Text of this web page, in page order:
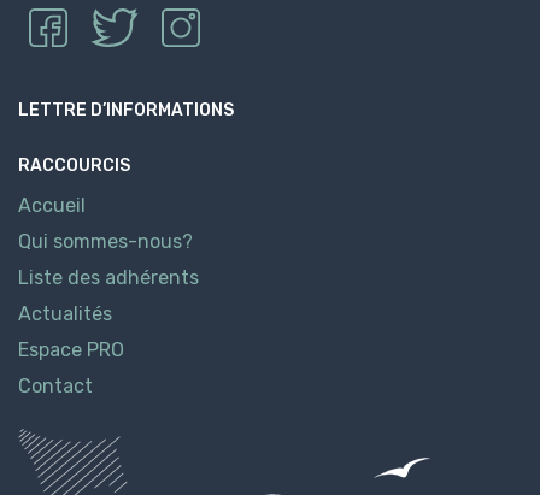
LETTRE D’INFORMATIONS
RACCOURCIS
Accueil
Qui sommes-nous?
Liste des adhérents
Actualités
Espace PRO
Contact